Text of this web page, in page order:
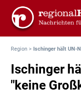
Region >Ischinger hält UN-
Ischinger
"keine